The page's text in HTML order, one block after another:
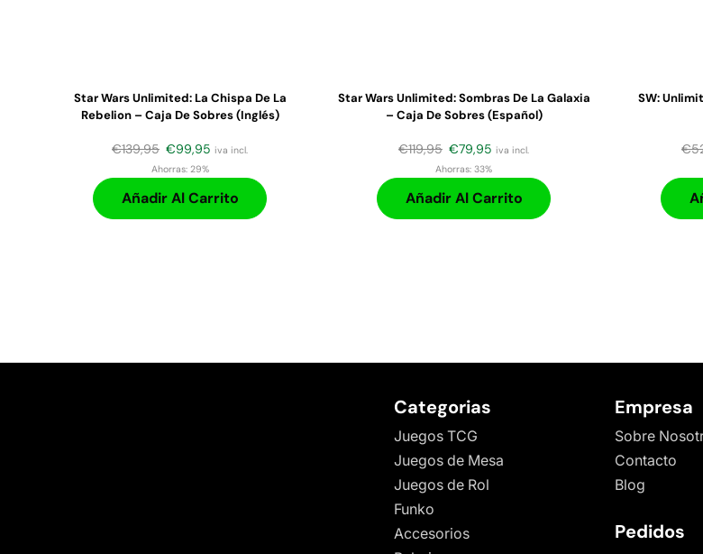
Star Wars Unlimited: La Chispa De La
Rebelion – Caja De Sobres (inglés)
€139,95 €99,95 iva incl.
Ahorras:29%
Añadir Al Carrito
Star Wars Unlimited: Sombras De La Galaxia
– Caja De Sobres (español)
€119,95 €79,95 iva incl.
Ahorras: 33%
Añadir Al Carrito
SW:
€
Categorias
Juegos TCG
Juegos de Mesa
Juegos de Rol
Funko
Accesorios
Empresa
Sobre
Contacto
Blog
Pedidos